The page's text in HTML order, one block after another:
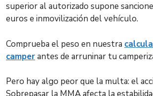
superior al autorizado supone
euros e inmovilización del vehículo.
Comprueba el peso en nuestra
camperantes de arruninar tu
Pero hay algo peor que la multa: el